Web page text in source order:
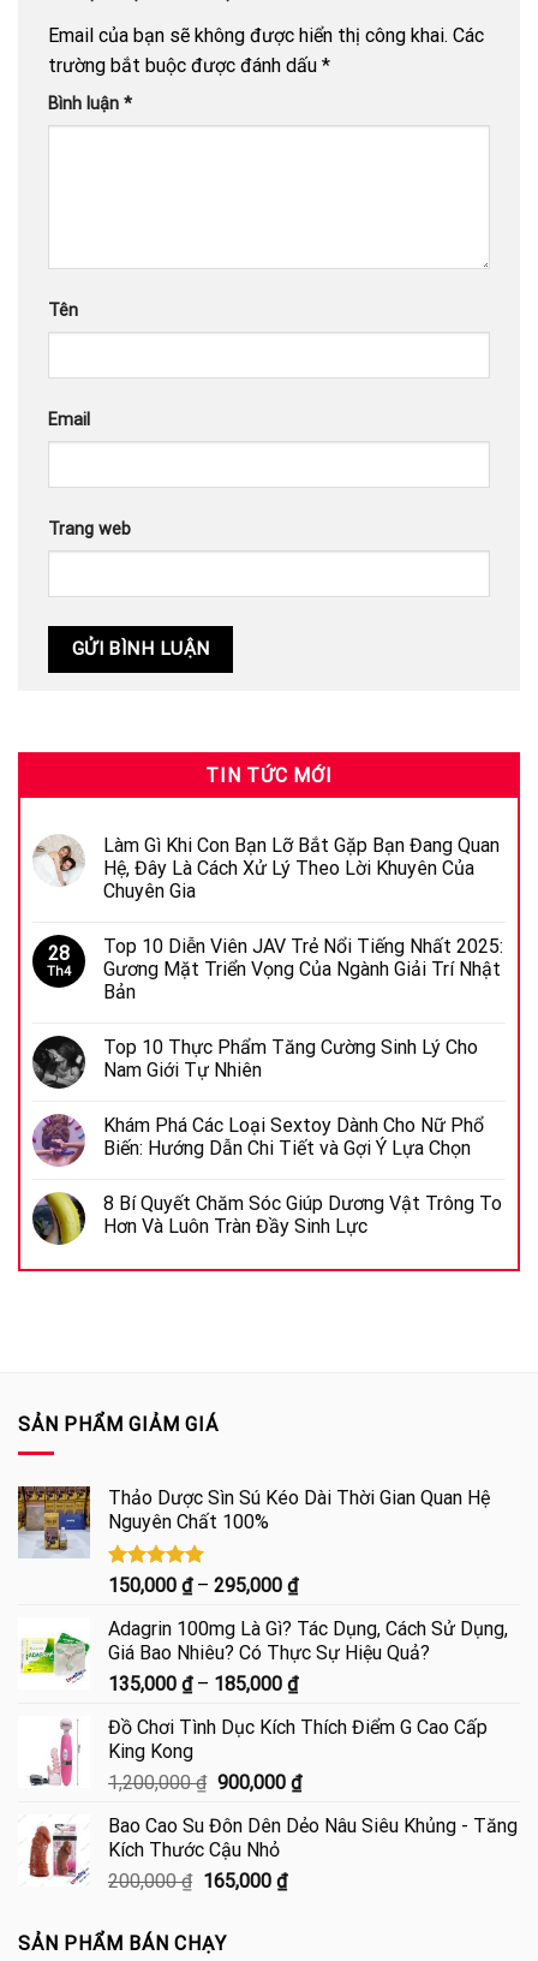
Email của bạn sẽ không được hiển thị công khai. Các
trường bắt buộc được đánh dấu *
Bình luận *
Tên
Email
Trang web
TIN TỨC MỚI
Làm Gì Khi Con Bạn Lỡ Bắt Gặp Bạn Đang Quan
Hệ, Đây Là Cách Xử Lý Theo Lời Khuyên Của
Chuyên Gia
28
Th4
Top 10 Diễn Viên JAV Trẻ Nổi Tiếng Nhất 2025:
Gương Mặt Triển Vọng Của Ngành Giải Trí Nhật
Bản
Top 10 Thực Phẩm Tăng Cường Sinh Lý Cho
Nam Giới Tự Nhiên
Khám Phá Các Loại Sextoy Dành Cho Nữ Phổ
Biến: Hướng Dẫn Chi Tiết và Gợi Ý Lựa Chọn
8 Bí Quyết Chăm Sóc Giúp Dương Vật Trông To
Hơn Và Luôn Tràn Đầy Sinh Lực
SẢN PHẨM GIẢM GIÁ
Thảo Dược Sìn Sú Kéo Dài Thời Gian Quan Hệ
Nguyên Chất 100%
Được xếp
5.00
5 sao
150,000 ₫ – 295,000 ₫Khoảng
từ
150,000 ₫
đến
Adagrin 100mg Là Gì? Tác Dụng, Cách Sử Dụng,
Giá Bao Nhiêu? Có Thực Sự Hiệu Quả?
135,000 ₫ – 185,000 ₫Khoảng
từ
đến
Đồ Chơi Tình Dục Kích Thích Điểm G Cao Cấp
King Kong
1,200,000₫ Giá
là:
1,200,000 ₫.
900,000 ₫Giá
tại
Bao Cao Su Đôn Dên Dẻo Nâu Siêu Khủng - Tăng
Kích Thước Cậu Nhỏ
200,000₫ Giá
là:
200,000 ₫.
165,000 ₫Giá
SẢN PHẨM BÁN CHẠY